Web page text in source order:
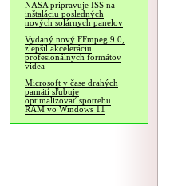
NASA pripravuje ISS na
inštaláciu posledných
nových solárnych panelov
Vydaný nový FFmpeg 9.0,
zlepšil akceleráciu
profesionálnych formátov
videa
Microsoft v čase drahých
pamätí sľubuje
optimalizovať spotrebu
RAM vo Windows 11